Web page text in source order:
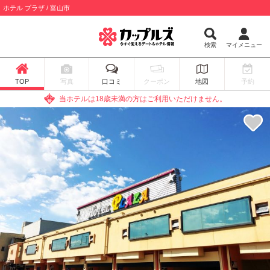
ホテル プラザ / 富山市
検索 マイメニュー
TOP 写真 口コミ クーポン 地図 予約
当ホテルは18歳未満の方はご利用いただけません。